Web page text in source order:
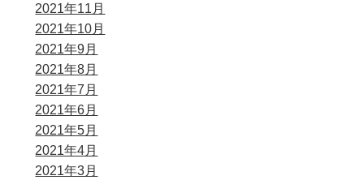
2021年11月
2021年10月
2021年9月
2021年8月
2021年7月
2021年6月
2021年5月
2021年4月
2021年3月